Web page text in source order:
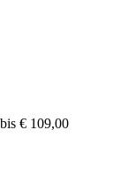
€ 109,00